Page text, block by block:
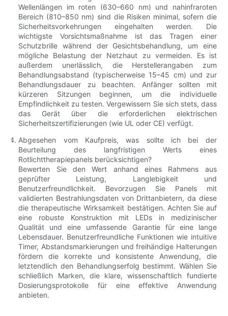
Wellenlängen im roten (630–660 nm) und nahinfraroten
Bereich (810–850 nm) sind die Risiken minimal, sofern die
Sicherheitsvorkehrungen eingehalten werden. Die
wichtigste Vorsichtsmaßnahme ist das Tragen einer
Schutzbrille während der Gesichtsbehandlung, um eine
mögliche Belastung der Netzhaut zu vermeiden. Es ist
außerdem unerlässlich, die Herstellerangaben zum
Behandlungsabstand (typischerweise 15–45 cm) und zur
Behandlungsdauer zu beachten. Anfänger sollten mit
kürzeren Sitzungen beginnen, um die individuelle
Empfindlichkeit zu testen. Vergewissern Sie sich stets, dass
das Gerät über die erforderlichen elektrischen
Sicherheitszertifizierungen (wie UL oder CE) verfügt.
Abgesehen vom Kaufpreis, was sollte ich bei der
Beurteilung des langfristigen Werts eines
Rotlichttherapiepanels berücksichtigen?
Bewerten Sie den Wert anhand eines Rahmens aus
geprüfter Leistung, Langlebigkeit und
Benutzerfreundlichkeit. Bevorzugen Sie Panels mit
validierten Bestrahlungsdaten von Drittanbietern, da diese
die therapeutische Wirksamkeit bestätigen. Achten Sie auf
eine robuste Konstruktion mit LEDs in medizinischer
Qualität und eine umfassende Garantie für eine lange
Lebensdauer. Benutzerfreundliche Funktionen wie intuitive
Timer, Abstandsmarkierungen und freihändige Halterungen
fördern die korrekte und konsistente Anwendung, die
letztendlich den Behandlungserfolg bestimmt. Wählen Sie
schließlich Marken, die klare, wissenschaftlich fundierte
Dosierungsprotokolle für eine effektive Anwendung
anbieten.